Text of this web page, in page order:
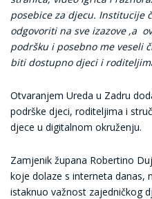
posebice za djecu. Institucije
odgovoriti na sve izazove ,a
podršku i posebno me veseli
biti dostupno djeci i
Otvaranjem Ureda u Zadru
podrške djeci, roditeljima i
djece u digitalnom okruženju.
Zamjenik župana Robertino
koje dolaze s interneta danas,
istaknuo važnost zajedničkog